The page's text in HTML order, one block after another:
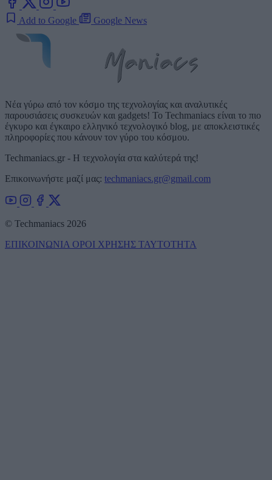
Add to Google Google News
Νέα γύρω από τον κόσμο της τεχνολογίας και αναλυτικές
παρουσιάσεις συσκευών και gadgets! Το Techmaniacs είναι το πιο
έγκυρο και έγκαιρο ελληνικό τεχνολογικό blog, με αποκλειστικές
πληροφορίες που κάνουν τον γύρο του κόσμου.
Techmaniacs.gr - Η τεχνολογία στα καλύτερά της!
Επικοινωνήστε μαζί μας: techmaniacs.gr@gmail.com
© Techmaniacs 2026
ΕΠΙΚΟΙΝΩΝΙΑ ΟΡΟΙ ΧΡΗΣΗΣ ΤΑΥΤΟΤΗΤΑ